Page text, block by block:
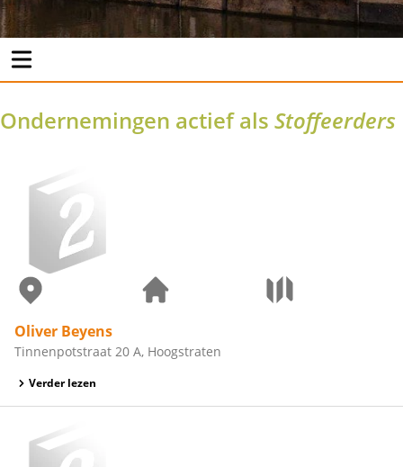
Ondernemingen actief als Stoffeerders
Oliver Beyens
Tinnenpotstraat 20 A, Hoogstraten
Verder lezen